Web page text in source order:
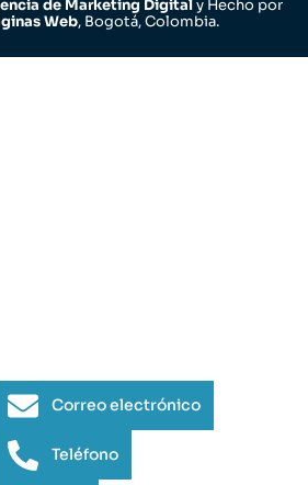
de Marketing Digitaly Hecho por
Web, Bogotá, Colombia.
Correo electrónico
Teléfono